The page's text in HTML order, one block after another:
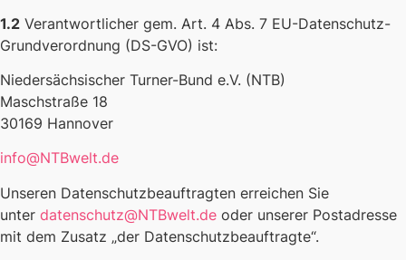
1.2 Verantwortlicher gem. Art. 4 Abs. 7 EU-Datenschutz-
Grundverordnung (DS-GVO) ist:
Niedersächsischer Turner-Bund e.V. (NTB)
Maschstraße 18
30169 Hannover
info@NTBwelt.de
Unseren Datenschutzbeauftragten erreichen Sie
unter datenschutz@NTBwelt.de oder unserer Postadresse
mit dem Zusatz „der Datenschutzbeauftragte“.